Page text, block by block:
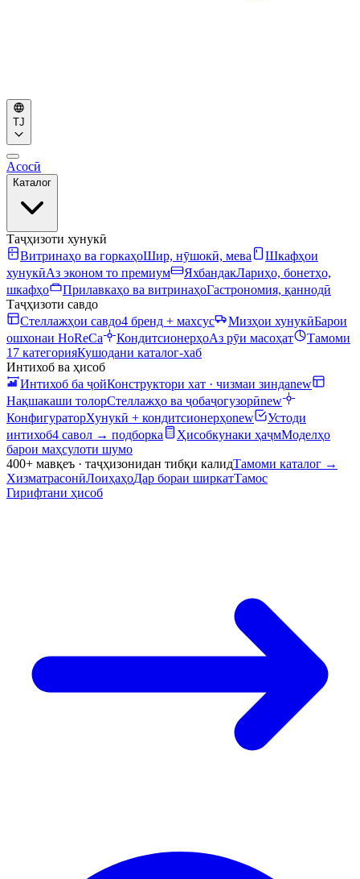
TJ
Асосӣ
Каталог
Таҷҳизоти хунукӣ
Витринаҳо ва горкаҳоШир, нӯшокӣ, мева
Шкафҳои
хунукӣАз эконом то премиум ЯхбандакЛариҳо, бонетҳо,
шкафҳо
Прилавкаҳо ва витринаҳоГастрономия, қаннодӣ
Таҷҳизоти савдо
Стеллажҳои савдо4 бренд + махсус Мизҳои хунукӣБарои
ошхонаи HoReCa
КондитсионерҳоАз рӯи масоҳат
Тамоми
17 категорияКушодани каталог-хаб
Интихоб ва ҳисоб
Интихоб ба ҷойКонструктори хат · чизмаи зиндаnew
Нақшакаши толорСтеллажҳо ва ҷобаҷогузорӣnew
КонфигураторХунукӣ + кондитсионерҳоnew
Устоди
интихоб4 савол → подборка Ҳисобкунаки ҳаҷмМоделҳо
барои маҳсулоти шумо
400+ мавқеъ · таҷҳизонидан тибқи калидТамоми каталог →
ХизматрасонӣЛоиҳаҳоДар бораи ширкатТамос
Гирифтани ҳисоб